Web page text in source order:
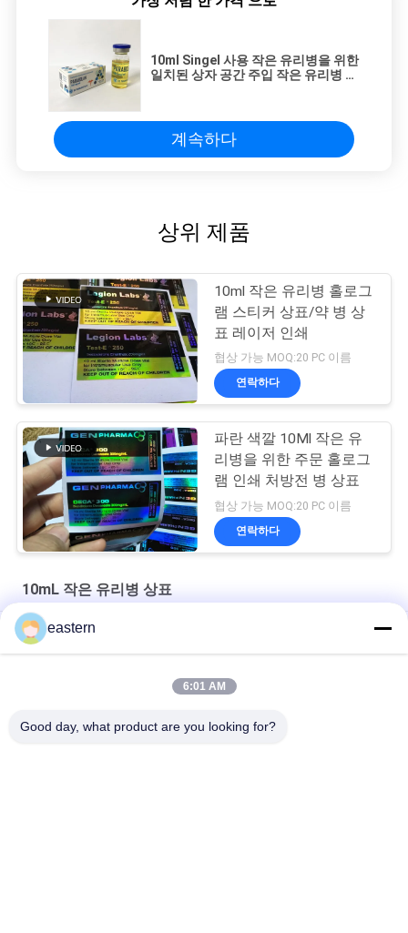
10ml Singel 사용 작은 유리병을 위한
일치된 상자 공간 주입 작은 유리병 상
계속하다
상위 제품
10ml 작은 유리병 홀로그
램 스티커 상표/약 병 상
표 레이저 인쇄
협상 가능 MOQ:20 PC 이름
연락하다
파란 색깔 10Ml 작은 유
리병을 위한 주문 홀로그
램 인쇄 처방전 병 상표
협상 가능 MOQ:20 PC 이름
연락하다
10mL 작은 유리병 상표
티르제 파티드 20mg 2 ML 펩타이드 바이알 병 라벨 스티커 인쇄
eastern
6:01 AM
Good day, what product are you looking for?